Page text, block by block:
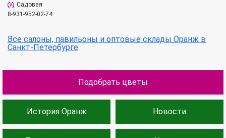
Садовая
8-931-952-02-74
Все салоны, павильоны и оптовые склады Оранж в
Санкт-Петербурге
Подобрать цветы
История Оранж Новости